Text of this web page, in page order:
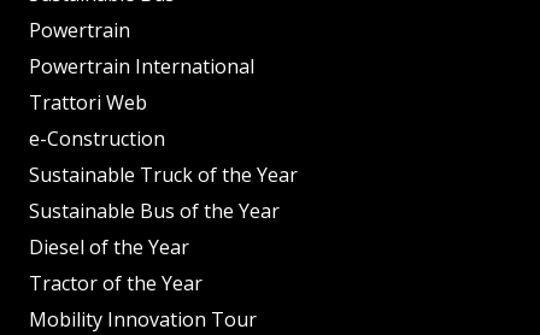
Powertrain
Powertrain International
Trattori Web
e-Construction
Sustainable Truck of the Year
Sustainable Bus of the Year
Diesel of the Year
Tractor of the Year
Mobility Innovation Tour